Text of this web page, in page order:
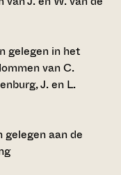
gelegen in het
van C.
J. en L.
aan de